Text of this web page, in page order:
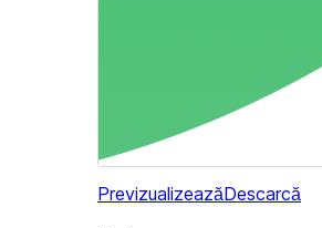
PrevizualizeazăDescarcă